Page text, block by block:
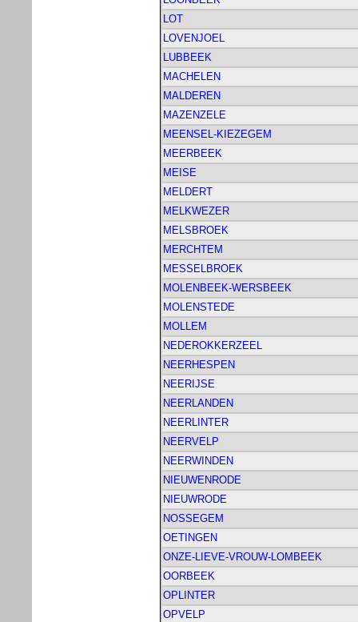
LOT
LOVENJOEL
LUBBEEK
MACHELEN
MALDEREN
MAZENZELE
MEENSEL-KIEZEGEM
MEERBEEK
MEISE
MELDERT
MELKWEZER
MELSBROEK
MERCHTEM
MESSELBROEK
MOLENBEEK-WERSBEEK
MOLENSTEDE
MOLLEM
NEDEROKKERZEEL
NEERHESPEN
NEERIJSE
NEERLANDEN
NEERLINTER
NEERVELP
NEERWINDEN
NIEUWENRODE
NIEUWRODE
NOSSEGEM
OETINGEN
ONZE-LIEVE-VROUW-LOMBEEK
OORBEEK
OPLINTER
OPVELP